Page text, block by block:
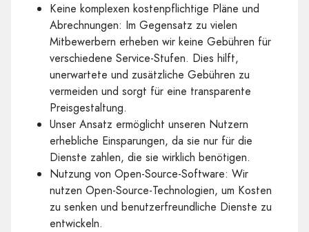
Keine komplexen kostenpflichtige Pläne und
Abrechnungen: Im Gegensatz zu vielen
Mitbewerbern erheben wir keine Gebühren für
verschiedene Service-Stufen. Dies hilft,
unerwartete und zusätzliche Gebühren zu
vermeiden und sorgt für eine transparente
Preisgestaltung.
Unser Ansatz ermöglicht unseren Nutzern
erhebliche Einsparungen, da sie nur für die
Dienste zahlen, die sie wirklich benötigen.
Nutzung von Open-Source-Software: Wir
nutzen Open-Source-Technologien, um Kosten
zu senken und benutzerfreundliche Dienste zu
entwickeln.